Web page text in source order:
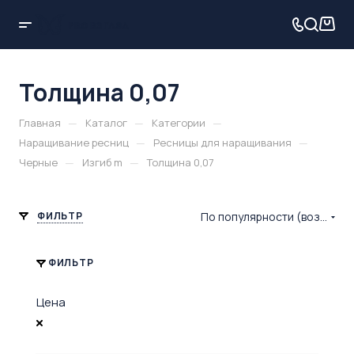
Толщина 0,07
Главная — Каталог — Категории —
Наращивание ресниц — Ресницы для наращивания —
Черные — Изгиб m — Толщина 0,07
ФИЛЬТР По популярности (возрастание)
ФИЛЬТР
Цена